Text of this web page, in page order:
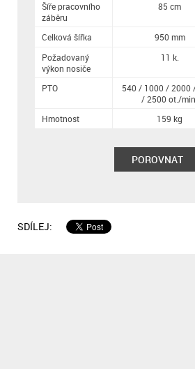
Šíře pracovního
záběru
Celková šířka
Požadovaný
výkon nosiče
PTO
Hmotnost
85 cm
950 mm
11 k.
540 / 1000 / 2000
/ 2500 ot./min.
159 kg
POROVNAT
SDÍLEJ: